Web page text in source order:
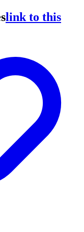
link to this